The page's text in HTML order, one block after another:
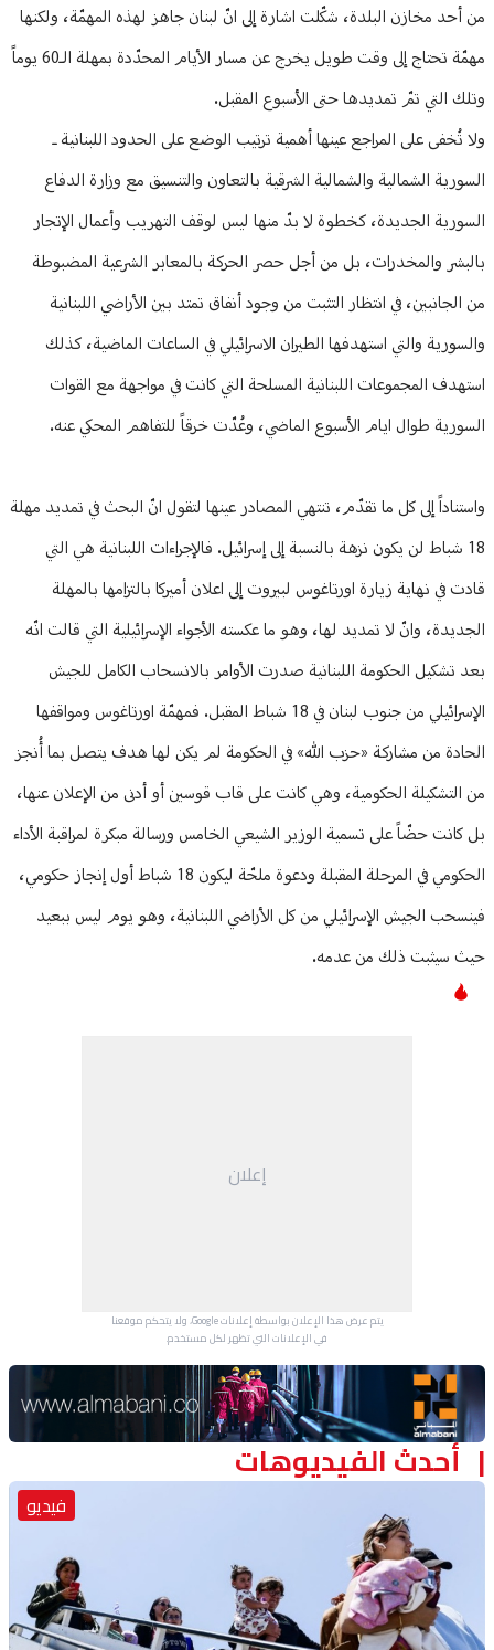
من أحد مخازن البلدة، شكّلت اشارة إلى انّ لبنان جاهز لهذه المهمّة، ولكنها
مهمّة تحتاج إلى وقت طويل يخرج عن مسار الأيام المحدّدة بمهلة الـ60 يوماً
وتلك التي تمّ تمديدها حتى الأسبوع المقبل.
ولا تُخفى على المراجع عينها أهمية ترتيب الوضع على الحدود اللبنانية ـ
السورية الشمالية والشمالية الشرقية بالتعاون والتنسيق مع وزارة الدفاع
السورية الجديدة، كخطوة لا بدّ منها ليس لوقف التهريب وأعمال الإتجار
بالبشر والمخدرات، بل من أجل حصر الحركة بالمعابر الشرعية المضبوطة
من الجانبين، في انتظار التثبت من وجود أنفاق تمتد بين الأراضي اللبنانية
والسورية والتي استهدفها الطيران الاسرائيلي في الساعات الماضية، كذلك
استهدف المجموعات اللبنانية المسلحة التي كانت في مواجهة مع القوات
السورية طوال ايام الأسبوع الماضي، وعُدّت خرقاً للتفاهم المحكي عنه.
واستناداً إلى كل ما تقدّم، تنتهي المصادر عينها لتقول انّ البحث في تمديد مهلة
18 شباط لن يكون نزهة بالنسبة إلى إسرائيل. فالإجراءات اللبنانية هي التي
قادت في نهاية زيارة اورتاغوس لبيروت إلى اعلان أميركا بالتزامها بالمهلة
الجديدة، وانّ لا تمديد لها، وهو ما عكسته الأجواء الإسرائيلية التي قالت انّه
بعد تشكيل الحكومة اللبنانية ‏صدرت الأوامر بالانسحاب الكامل للجيش
الإسرائيلي من جنوب لبنان في 18 شباط المقبل. فمهمّة اورتاغوس ومواقفها
الحادة من مشاركة «حزب الله» في الحكومة لم يكن لها هدف يتصل بما أُنجز
من التشكيلة الحكومية، وهي كانت على قاب قوسين أو أدنى من الإعلان عنها،
بل كانت حضّاً على تسمية الوزير الشيعي الخامس ورسالة مبكرة لمراقبة الأداء
الحكومي في المرحلة المقبلة ودعوة ملحّة ليكون 18 شباط أول إنجاز حكومي،
فينسحب الجيش الإسرائيلي من كل الأراضي اللبنانية، وهو يوم ليس ببعيد
حيث سيثبت ذلك من عدمه.
إعلان
يتم عرض هذا الإعلان بواسطة إعلانات Google، ولا يتحكم موقعنا
في الإعلانات التي تظهر لكل مستخدم.
Advertisement Section
أحدث الفيديوهات
فيديو